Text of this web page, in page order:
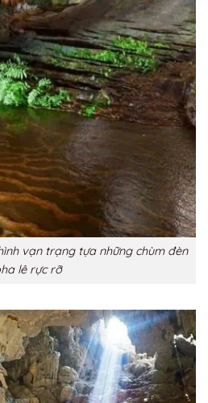
vạn trạng tựa những chùm đèn
lê rực rỡ